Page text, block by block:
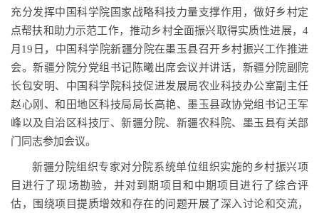
充分发挥中国科学院国家战略科技力量支撑作用，做好乡村定
点帮扶和助力示范工作，推动乡村全面振兴取得实质性进展，4
月19日，中国科学院新疆分院在墨玉县召开乡村振兴工作推进
会。新疆分院分党组书记陈曦出席会议并讲话，新疆分院副院
长包安明、中国科学院科技促进发展局农业科技办公室副主任
赵心刚、和田地区科技局局长高艳、墨玉县政协党组书记王军
峰以及自治区科技厅、新疆分院、新疆农科院、墨玉县有关部
门同志参加会议。
新疆分院组织专家对分院系统单位组织实施的乡村振兴项
目进行了现场勘验，并对到期项目和中期项目进行了综合评
估，围绕项目提质增效和存在的问题开展了深入讨论和交流，